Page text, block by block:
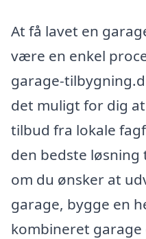
At få lavet en
være en enkel
garage-
det muligt for dig
tilbud fra lokale
den bedste løsning
om du ønsker at
garage, bygge en
kombineret